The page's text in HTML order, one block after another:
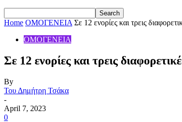
Home ΟΜΟΓΕΝΕΙΑ Σε 12 ενορίες και τρεις
ΟΜΟΓΕΝΕΙΑ
Σε 12 ενορίες και τρεις
By
Του Δημήτρη Τσάκα
-
April 7, 2023
0